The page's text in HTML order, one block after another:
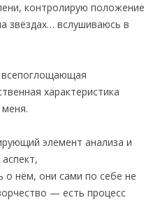
контролирую положение
звёздах… вслушиваюсь в
всепоглощающая
характеристика
элемент анализа и
о нём, они сами по себе не
— есть процесс